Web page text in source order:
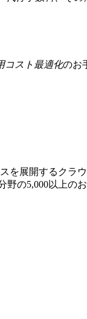
コスト最適化のお
展開するク
の5,000以上の